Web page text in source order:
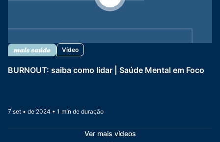
Vídeo
BURNOUT: saiba como lidar | Saúde Mental em Foco
7 set • de 2024 • 1 min de duração
Ver mais vídeos